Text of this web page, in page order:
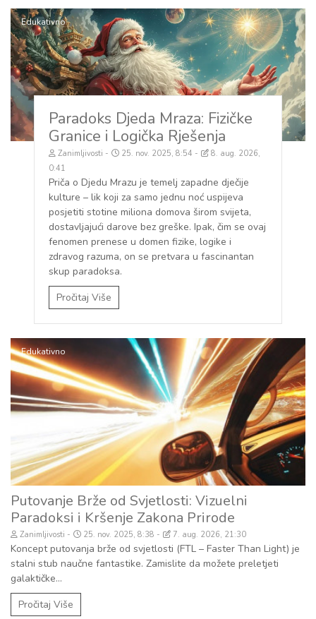
Edukativno
Paradoks Djeda Mraza: Fizičke
Granice i Logička Rješenja
Zanimljivosti 25. nov. 2025, 8:54
8. aug. 2026,
0:41
Priča o Djedu Mrazu je temelj zapadne dječije
kulture – lik koji za samo jednu noć uspijeva
posjetiti stotine miliona domova širom svijeta,
dostavljajući darove bez greške. Ipak, čim se ovaj
fenomen prenese u domen fizike, logike i
zdravog razuma, on se pretvara u fascinantan
skup paradoksa.
Pročitaj Više
Edukativno
Putovanje Brže od Svjetlosti: Vizuelni
Paradoksi i Kršenje Zakona Prirode
Zanimljivosti 25. nov. 2025, 8:38 7. aug. 2026, 21:30
Koncept putovanja brže od svjetlosti (FTL – Faster Than Light) je
stalni stub naučne fantastike. Zamislite da možete preletjeti
galaktičke...
Pročitaj Više